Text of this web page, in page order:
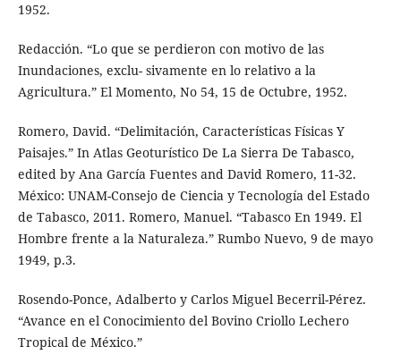
1952.
Redacción. “Lo que se perdieron con motivo de las
Inundaciones, exclu- sivamente en lo relativo a la
Agricultura.” El Momento, No 54, 15 de Octubre, 1952.
Romero, David. “Delimitación, Características Físicas Y
Paisajes.” In Atlas Geoturístico De La Sierra De Tabasco,
edited by Ana García Fuentes and David Romero, 11-32.
México: UNAM-Consejo de Ciencia y Tecnología del Estado
de Tabasco, 2011. Romero, Manuel. “Tabasco En 1949. El
Hombre frente a la Naturaleza.” Rumbo Nuevo, 9 de mayo
1949, p.3.
Rosendo-Ponce, Adalberto y Carlos Miguel Becerril-Pérez.
“Avance en el Conocimiento del Bovino Criollo Lechero
Tropical de México.”